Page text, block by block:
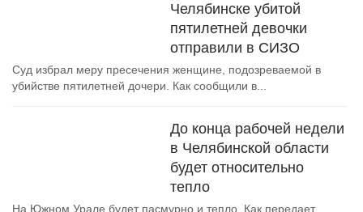
Челябинске убитой
пятилетней девочки
отправили в СИЗО
Суд избрал меру пресечения женщине, подозреваемой в
убийстве пятилетней дочери. Как сообщили в...
До конца рабочей недели
в Челябинской области
будет относительно
тепло
На Южном Урале будет пасмурно и тепло. Как передает